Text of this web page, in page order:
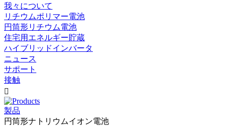
我々について
リチウムポリマー電池
円筒形リチウム電池
住宅用エネルギー貯蔵
ハイブリッドインバータ
ニュース
サポート
接触

製品
円筒形ナトリウムイオン電池